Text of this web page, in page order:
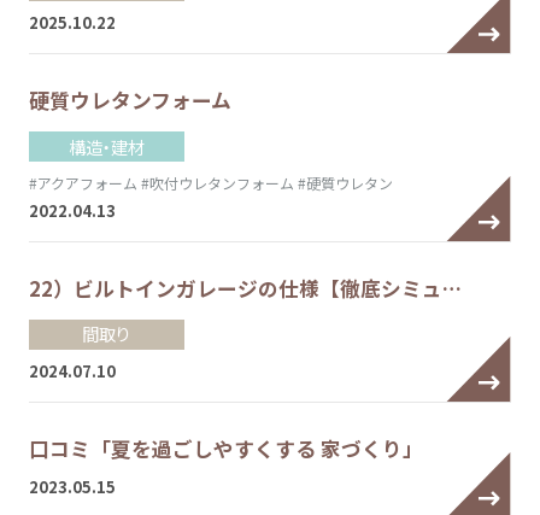
2025.10.22
硬質ウレタンフォーム
構造・建材
#アクアフォーム #吹付ウレタンフォーム #硬質ウレタン
2022.04.13
22）ビルトインガレージの仕様【徹底シミュ…
間取り
2024.07.10
口コミ「夏を過ごしやすくする 家づくり」
2023.05.15